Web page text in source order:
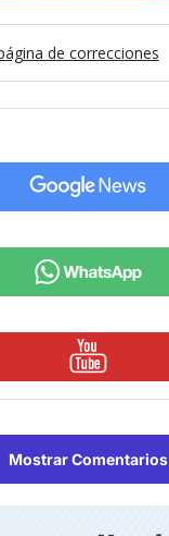
de correcciones
Mostrar Comentarios